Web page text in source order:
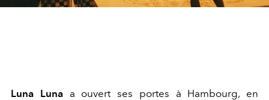
Luna Lunaa ouvert ses portes à Hambourg, en